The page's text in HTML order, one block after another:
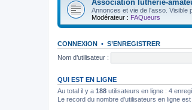
Association lutherie-
Annonces et vie de l'asso. Visible
Modérateur : FAQueurs
CONNEXION • S’ENREGISTRER
Nom d’utilisateur :
QUI EST EN LIGNE
Au total il y a 188 utilisateurs en ligne : 4
Le record du nombre d’utilisateurs en ligne est